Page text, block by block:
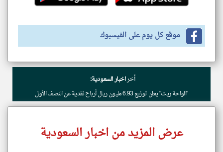
موقع كل يوم على الفيسبوك
أخراخبار السعودية:
"الواحة ريت" يعلن توزيع 6.93 مليون ريال أرباح نقدية عن النصف الأول
عرض المزيد من اخبار السعودية